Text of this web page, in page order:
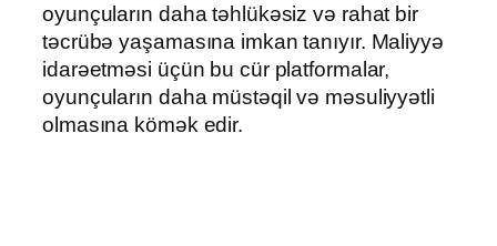
oyunçuların daha təhlükəsiz və rahat bir
təcrübə yaşamasına imkan tanıyır. Maliyyə
idarəetməsi üçün bu cür platformalar,
oyunçuların daha müstəqil və məsuliyyətli
olmasına kömək edir.